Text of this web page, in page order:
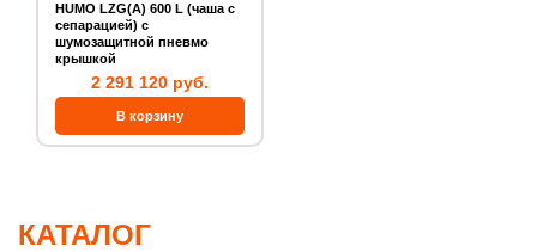
КАТАЛОГ
HUMO LZG(А) 600 L (чаша с
сепарацией) с
шумозащитной пневмо
крышкой
2 291 120 руб.